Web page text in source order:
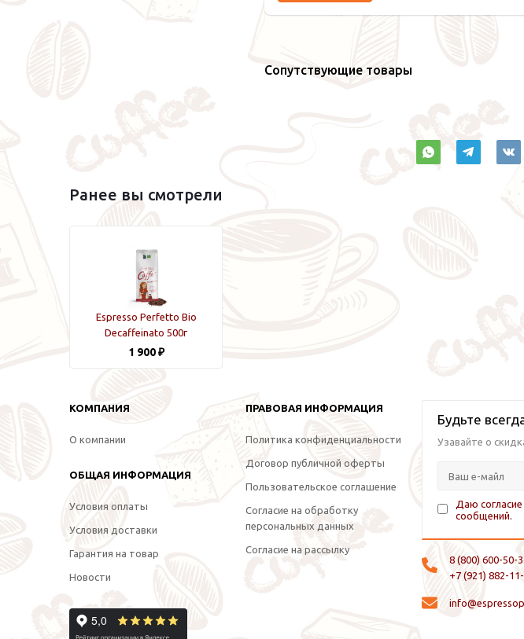
Сопутствующие товары
Ранее вы смотрели
Espresso Perfetto Bio
Decaffeinato 500г
1 900 ₽
КОМПАНИЯ
О компании
ОБЩАЯ ИНФОРМАЦИЯ
Условия оплаты
Условия доставки
Гарантия на товар
Новости
ПРАВОВАЯ ИНФОРМАЦИЯ
Политика конфиденциальности
Договор публичной оферты
Пользовательское соглашение
Согласие на обработку
персональных данных
Согласие на рассылку
Будьте
Узавайте о
Даю
сообщений.
8 (800) 600-50-
+7 (921) 882-